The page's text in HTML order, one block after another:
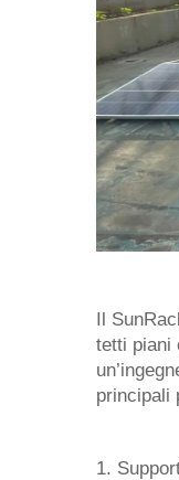
Il
tetti piani
principali
1.